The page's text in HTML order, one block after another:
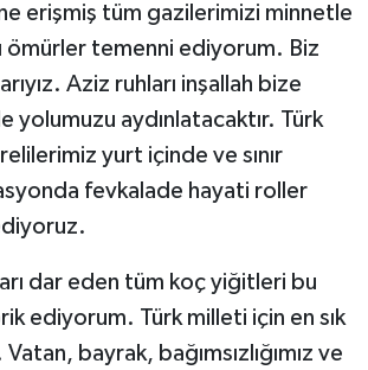
erişmiş tüm gazilerimizi minnetle
ömürler temenni ediyorum. Biz
Aziz ruhları inşallah bize
aydınlatacaktır. Türk
yurt içinde ve sınır
fevkalade hayati roller
dar eden tüm koç yiğitleri bu
ediyorum. Türk milleti için en sık
bayrak, bağımsızlığımız ve